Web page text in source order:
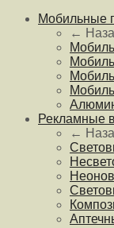
Мобильные
←
Рекламные
←